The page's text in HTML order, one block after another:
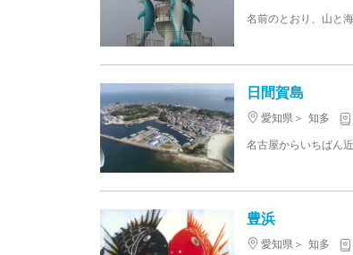
日間賀島
愛知県 知多
豊浜
愛知県 知多